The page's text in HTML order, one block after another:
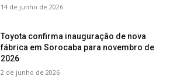
14 de junho de 2026
Toyota confirma inauguração de nova
fábrica em Sorocaba para novembro de
2026
2 de junho de 2026